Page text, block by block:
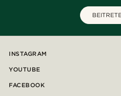
INSTAGRAM
YOUTUBE
FACEBOOK